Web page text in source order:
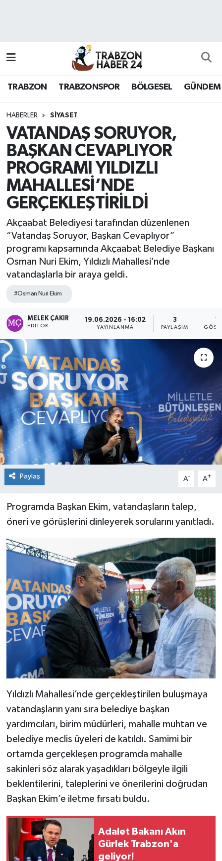
TRABZON TRABZONSPOR BÖLGESEL GÜNDEM
HABERLER SİYASET
VATANDAŞ SORUYOR,
BAŞKAN CEVAPLIYOR
PROGRAMI YILDIZLI
MAHALLESİ’NDE
GERÇEKLEŞTİRİLDİ
Akçaabat Belediyesi tarafından düzenlenen
“Vatandaş Soruyor, Başkan Cevaplıyor”
programı kapsamında Akçaabat Belediye Başkanı
Osman Nuri Ekim, Yıldızlı Mahallesi’nde
vatandaşlarla bir araya geldi.
#Osman Nuri Ekim
MELEK ÇAKIR
EDITÖR
19.06.2026 - 16:02
YAYINLANMA
3
PAYLAŞIM
17
Paylaş A- A+
Programda Başkan Ekim, vatandaşların talep,
öneri ve görüşlerini dinleyerek sorularını yanıtladı.
Yıldızlı Mahallesi’nde gerçekleştirilen buluşmaya
vatandaşların yanı sıra belediye başkan
yardımcıları, birim müdürleri, mahalle muhtarı ve
belediye meclis üyeleri de katıldı. Samimi bir
ortamda gerçekleşen programda mahalle
sakinleri söz alarak yaşadıkları bölgeyle ilgili
beklentilerini, taleplerini ve önerilerini doğrudan
Başkan Ekim’e iletme fırsatı buldu.
Adalet Bakanı Akın
Gürlek Trabzon'a
geliyor!
Hava Durumu
Namaz Vakitleri
Trafik Durumu
Süper Lig Puan Durumu ve Fikstür
Tüm Manşetler
Son Dakika Haberleri